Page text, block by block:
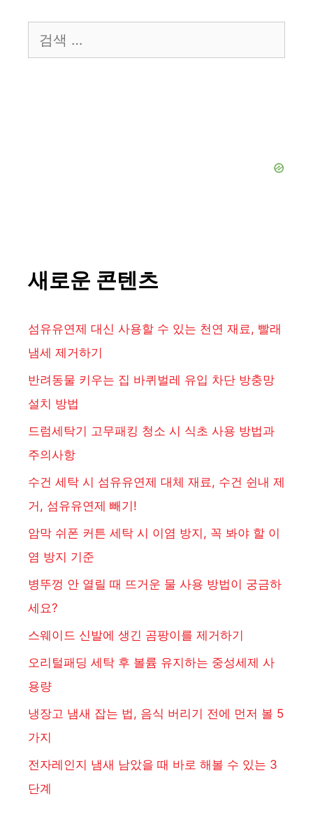
색:
새로운 콘텐츠
섬유유연제 대신 사용할 수 있는 천연 재료, 빨래
냄세 제거하기
반려동물 키우는 집 바퀴벌레 유입 차단 방충망
설치 방법
드럼세탁기 고무패킹 청소 시 식초 사용 방법과
주의사항
수건 세탁 시 섬유유연제 대체 재료, 수건 쉰내 제
거, 섬유유연제 빼기!
암막 쉬폰 커튼 세탁 시 이염 방지, 꼭 봐야 할 이
염 방지 기준
병뚜껑 안 열릴 때 뜨거운 물 사용 방법이 궁금하
세요?
스웨이드 신발에 생긴 곰팡이를 제거하기
오리털패딩 세탁 후 볼륨 유지하는 중성세제 사
용량
냉장고 냄새 잡는 법, 음식 버리기 전에 먼저 볼 5
가지
전자레인지 냄새 남았을 때 바로 해볼 수 있는 3
단계